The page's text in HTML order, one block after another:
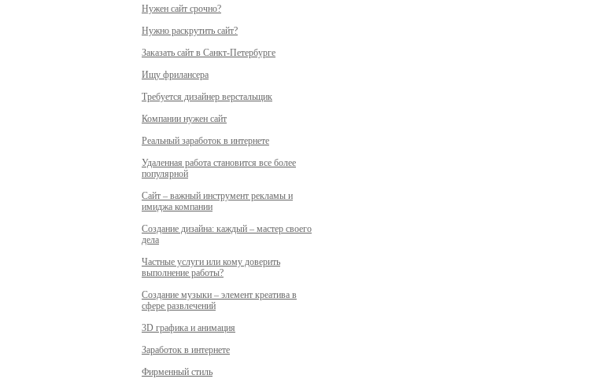
Нужен сайт срочно?
Нужно раскрутить сайт?
Заказать сайт в Санкт-Петербурге
Ищу фрилансера
Требуется дизайнер верстальщик
Компании нужен сайт
Реальный заработок в интернете
Удаленная работа становится все более
популярной
Сайт – важный инструмент рекламы и
имиджа компании
Создание дизайна: каждый – мастер своего
дела
Частные услуги или кому доверить
выполнение работы?
Создание музыки – элемент креатива в
сфере развлечений
3D графика и анимация
Заработок в интернете
Фирменный стиль